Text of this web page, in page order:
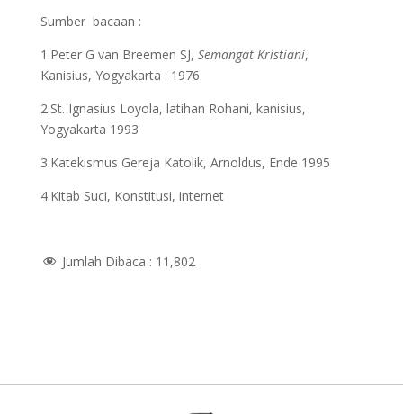
Sumber bacaan :
1.Peter G van Breemen SJ, Semangat Kristiani,
Kanisius, Yogyakarta : 1976
2.St. Ignasius Loyola, latihan Rohani, kanisius,
Yogyakarta 1993
3.Katekismus Gereja Katolik, Arnoldus, Ende 1995
4.Kitab Suci, Konstitusi, internet
Jumlah Dibaca : 11,802